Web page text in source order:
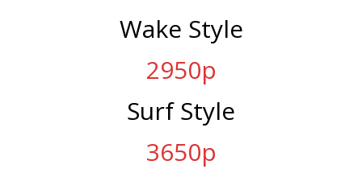
Wake Style
2950р
Surf Style
3650р